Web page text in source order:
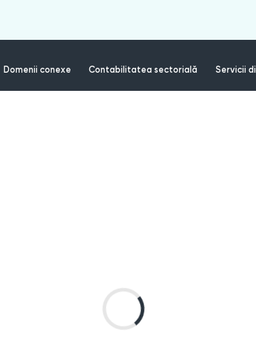
Domenii conexe Contabilitatea sectorială Servicii